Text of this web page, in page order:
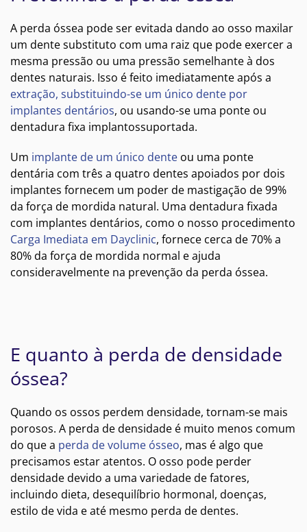
A perda óssea pode ser evitada dando ao osso maxilar
um dente substituto com uma raiz que pode exercer a
mesma pressão ou uma pressão semelhante à dos
dentes naturais. Isso é feito imediatamente após a
extração, substituindo-se um único dente por
implantes dentários, ou usando-se uma ponte ou
dentadura fixa implantossuportada.
Um implante de um único dente ou uma ponte
dentária com três a quatro dentes apoiados por dois
implantes fornecem um poder de mastigação de 99%
da força de mordida natural. Uma dentadura fixada
com implantes dentários, como o nosso procedimento
Carga Imediata em Dayclinic, fornece cerca de 70% a
80% da força de mordida normal e ajuda
consideravelmente na prevenção da perda óssea.
E quanto à perda de densidade
óssea?
Quando os ossos perdem densidade, tornam-se mais
porosos. A perda de densidade é muito menos comum
do que a perda de volume ósseo, mas é algo que
precisamos estar atentos. O osso pode perder
densidade devido a uma variedade de fatores,
incluindo dieta, desequilíbrio hormonal, doenças,
estilo de vida e até mesmo perda de dentes.